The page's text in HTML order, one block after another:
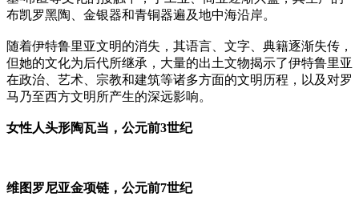
布凯罗黑陶、金银器和青铜器遍及地中海沿岸。
随着伊特鲁里亚文明的消失，其语言、文字、典籍逐渐失传，
但她的文化为后代所继承，大量的出土文物揭示了伊特鲁里亚
在政治、艺术、宗教和建筑等诸多方面的文明历程，以及对罗
马乃至西方文明所产生的深远影响。
女性人头形陶瓦当，公元前3世纪
维图罗尼亚金项链，公元前7世纪